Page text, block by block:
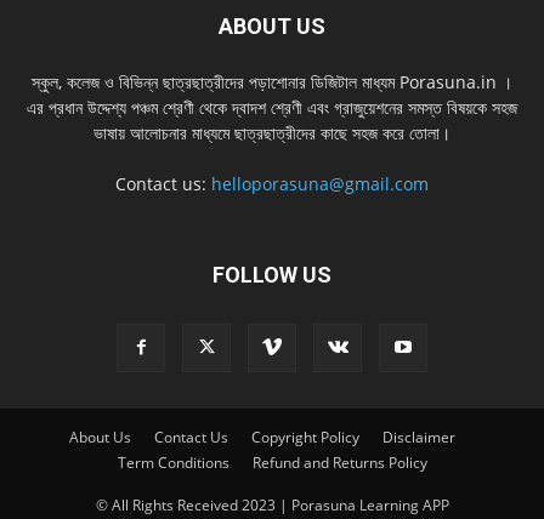
ABOUT US
স্কুল, কলেজ ও বিভিন্ন ছাত্রছাত্রীদের পড়াশোনার ডিজিটাল মাধ্যম Porasuna.in ।
এর প্রধান উদ্দেশ্য পঞ্চম শ্রেণী থেকে দ্বাদশ শ্রেণী এবং গ্রাজুয়েশনের সমস্ত বিষয়কে সহজ
ভাষায় আলোচনার মাধ্যমে ছাত্রছাত্রীদের কাছে সহজ করে তোলা।
Contact us: helloporasuna@gmail.com
FOLLOW US
About Us Contact Us Copyright Policy
Disclaimer
Term Conditions
Refund and Returns Policy
© All Rights Received 2023 | Porasuna Learning APP